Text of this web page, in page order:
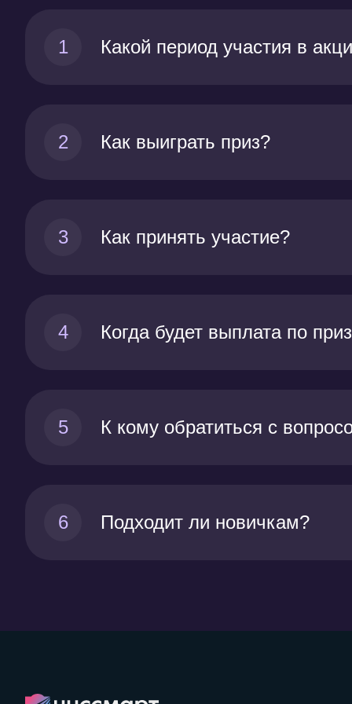
1 Какой период участия в
2 Как выиграть приз?
3 Как принять участие?
4 Когда будет выплата по
5 К кому обратиться с
6 Подходит ли новичкам?